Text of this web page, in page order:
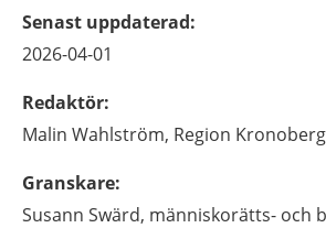
Senast uppdaterad:
2026-04-01
Redaktör:
Malin Wahlström, Region Kronoberg
Granskare:
Susann Swärd, människorätts- och